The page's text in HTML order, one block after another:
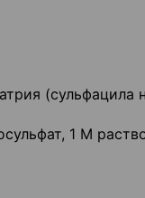
(сульфацила
1 М